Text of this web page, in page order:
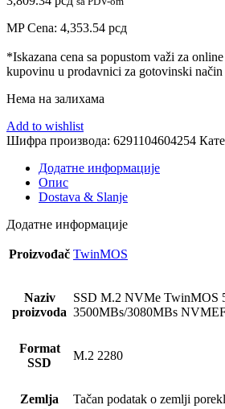
MP Cena: 4,353.54 рсд
*Iskazana cena sa popustom važi za
kupovinu u prodavnici za gotovinski način
Нема на залихама
Add to wishlist
Шифра производа: 6291104604254
Додатне информације
Опис
Dostava & Slanje
Додатне информације
Proizvođač TwinMOS
Naziv
proizvoda
SSD M.2 NVMe TwinMOS
3500MBs/3080MBs
Format
SSD
M.2 2280
Zemlja
Tačan podatak o zemlji